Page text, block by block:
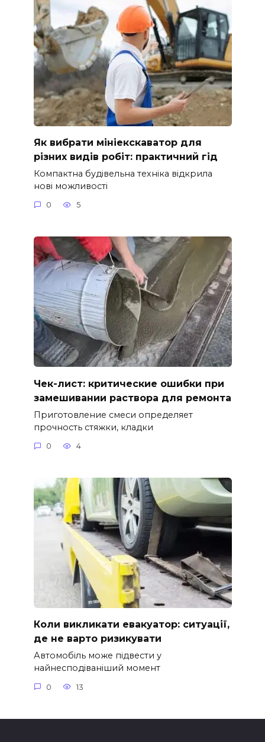
Як вибрати мініекскаватор для
різних видів робіт: практичний гід
Компактна будівельна техніка відкрила
нові можливості
0 5
Чек-лист: критические ошибки при
замешивании раствора для ремонта
Приготовление смеси определяет
прочность стяжки, кладки
0 4
Коли викликати евакуатор: ситуації,
де не варто ризикувати
Автомобіль може підвести у
найнесподіваніший момент
0 13